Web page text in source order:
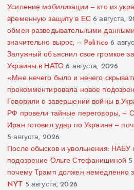
Усиление мобилизации — кто из
временную защиту в ЕС 6 августа,
обмен разведывательными
значительно вырос, — Politico 6
Залужный объяснил свое громкое
Украины в НАТО 6 августа, 2026
«Мне нечего было и нечего
прокомментировала новое
Говорили о завершении войны в
РФ провели тайные переговоры, —
Иран готовил удар по Украине —
5 августа, 2026
После обысков и увольнения:
подозрение Ольге Стефанишиной 5
почему Трамп должен немедленно
NYT 5 августа, 2026